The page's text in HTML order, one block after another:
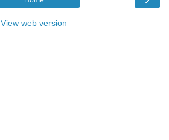
View web version